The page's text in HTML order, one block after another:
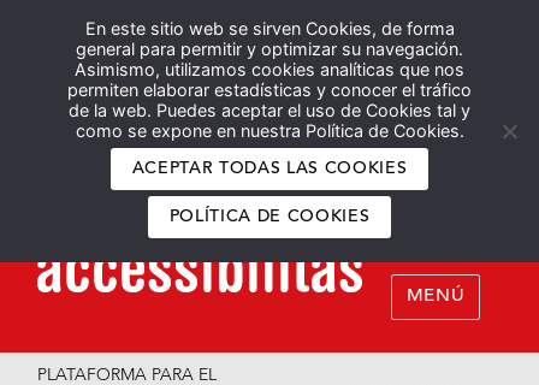
En este sitio web se sirven Cookies, de forma
general para permitir y optimizar su navegación.
Asimismo, utilizamos cookies analíticas que nos
permiten elaborar estadísticas y conocer el tráfico
de la web. Puedes aceptar el uso de Cookies tal y
como se expone en nuestra Política de Cookies.
ACEPTAR TODAS LAS COOKIES
POLÍTICA DE COOKIES
Español English
MENÚ
PLATAFORMA PARA EL